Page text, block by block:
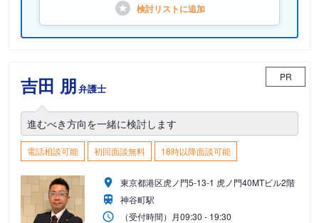
検討リストに追加
吉田 朋弁護士
PR
進むべき方向を一緒に検討します
電話相談可能 初回面談無料 18時以降面談可能
東京都港区虎ノ門5-13-1 虎ノ門40MTビル2階
神谷町駅
（受付時間） 月09:30 - 19:30